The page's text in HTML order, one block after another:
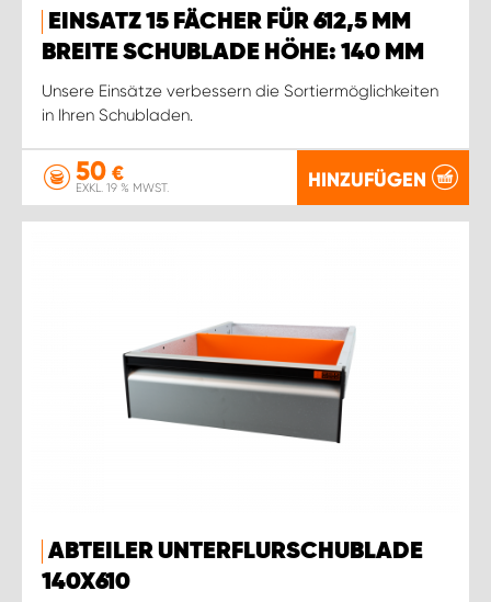
EINSATZ 15 FÄCHER FÜR 612,5 MM
BREITE SCHUBLADE HÖHE: 140 MM
Unsere Einsätze verbessern die Sortiermöglichkeiten
in Ihren Schubladen.
50 €
EXKL. 19 % MWST. HINZUFÜGEN
ABTEILER UNTERFLURSCHUBLADE
140X610
WORK SYSTEM STUTTGART